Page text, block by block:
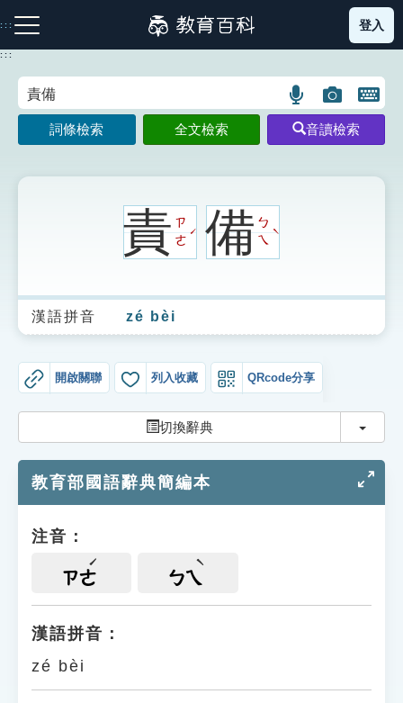
到
主
:::
注音索引圖示 筆畫索引圖示 部首索引表圖示
生字詞彙表
成語故事
索引選單
單字索引
遊戲專區
貓頭鷹博士
登入
:::
語
言
搜
圖
片
搜
開
鍵
圖
詞條檢索 全文檢索 音讀檢索
責ㄗ
ㄜ
ˊ 備ㄅ
ㄟ
ˋ
漢語拼音 zé bèi
開啟關聯 列入收藏 QRcode分享
切換辭典 切換
教育部國語辭典簡編本
注音：
ㄗㄜ ㄅㄟ
漢語拼音：
zé bèi